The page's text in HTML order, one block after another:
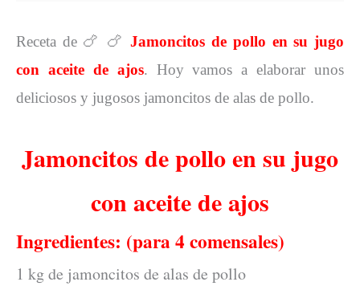
Receta de 🍗 🍗 Jamoncitos de pollo en su jugo
con aceite de ajos. Hoy vamos a elaborar unos
deliciosos y jugosos jamoncitos de alas de pollo.
Jamoncitos de pollo en su jugo
con aceite de ajos
Ingredientes: (para 4 comensales)
1 kg de jamoncitos de alas de pollo